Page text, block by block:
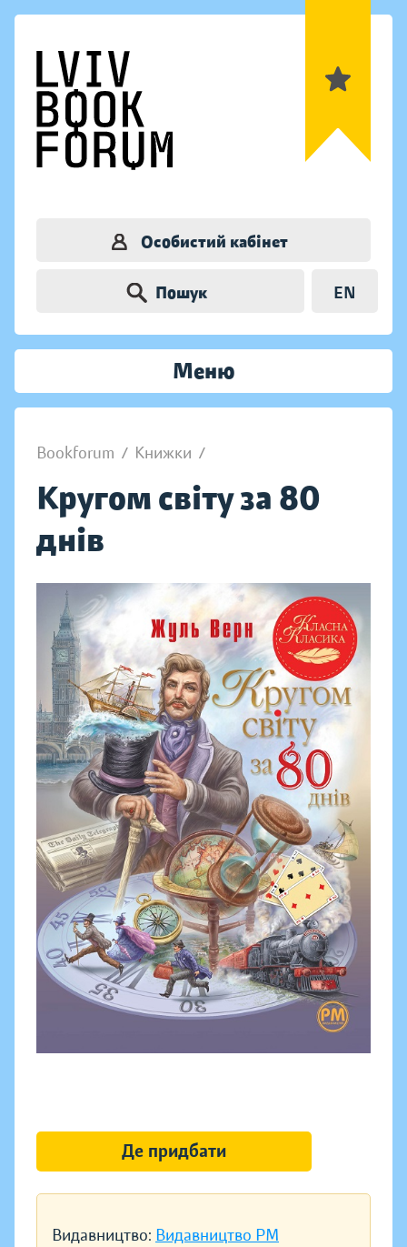
Особистий кабінет
Пошук EN
Меню
Bookforum / Книжки /
Кругом світу за 80
днів
Видавництво: Видавництво РМ
Де придбати